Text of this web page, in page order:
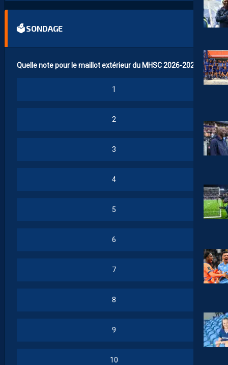
🗳 SONDAGE
Quelle note pour le maillot extérieur du MHSC 2026-2027 ?
1
2
3
4
5
6
7
8
9
10